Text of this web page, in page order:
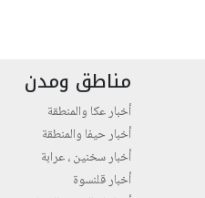
مناطق ومدن
أخبار عكا والمنطقة
أخبار حيفا والمنطقة
أخبار سخنين ، عرابة
أخبار قلنسوة